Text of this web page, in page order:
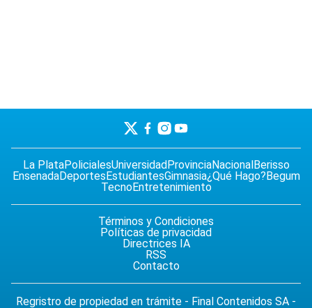
La PlataPolicialesUniversidad ProvinciaNacional Berisso
EnsenadaDeportes EstudiantesGimnasia¿Qué Hago? Begum
TecnoEntretenimiento
Términos y Condiciones
Políticas de privacidad
Directrices IA
RSS
Contacto
Regristro de propiedad en trámite - Final Contenidos SA -